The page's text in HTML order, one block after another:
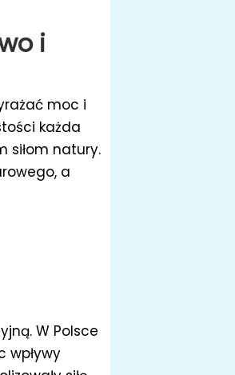
i
moc i
każda
siłom natury.
a
W Polsce
wpływy